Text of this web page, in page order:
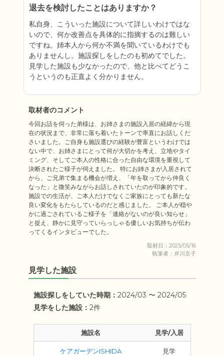
退去を検討したことはありますか？
私自身、こういった施設について詳しいわけではな
いので、何か改善点を具体的に指摘するのは難しい
ですね。姉本人から何か不満を聞いているわけでも
ありませんし。施設探しをしたのも初めてでした。
見学した施設も少なかったので、他と比べてどうこ
うというのも正直よく分かりません。
取材者のコメント
今回お話を伺った弟様は、お姉さまの施設入居の経緯から現
在の状況まで、非常に落ち着いたトーンで率直にお話しくだ
さいました。ご自身も施設選びの経験が豊富というわけでは
ない中で、お姉さまにとって何が大切かを考え、立地やタイ
ミング、そしてご本人の性格に合った自由な環境を重視して
決断されたご様子が伺えました。 特にお姉さまが入居されて
から、ご兄弟で集まる機会が増え、「年を取ってから仲良く
なった」と微笑みながらお話しされていたのが印象的です。
施設での生活が、ご本人だけでなくご家族にとっても新たな
良い変化をもたらしているのだと感じました。 ご本人が穏や
かに過ごされているご様子を「連絡がないのが良い知らせ」
と捉え、静かに見守っていらっしゃる優しいお気持ちが伝わ
ってくるインタビューでした。
取材日：2025/05/16
執筆者：岸川京子
見学した施設
施設探しをしていた時期： 2024/03 〜 2024/05
見学をした施設： 2件
施設名 見学/入居
ケアガーデンISHIDA 見学